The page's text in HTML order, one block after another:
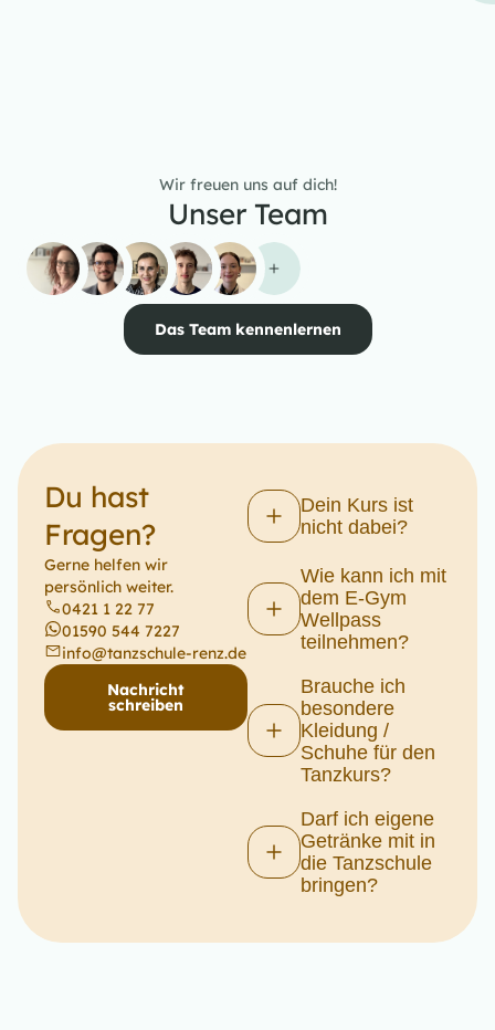
Wir freuen uns auf dich!
Unser Team
Das Team kennenlernen
Du hast
Fragen?
Gerne helfen wir
persönlich weiter.
0421 1 22 77
01590 544 7227
info@tanzschule-renz.de
Nachricht
schreiben
Dein Kurs ist
nicht dabei?
Wie kann ich mit
dem E-Gym
Wellpass
teilnehmen?
Brauche ich
besondere
Kleidung /
Schuhe für den
Tanzkurs?
Darf ich eigene
Getränke mit in
die Tanzschule
bringen?